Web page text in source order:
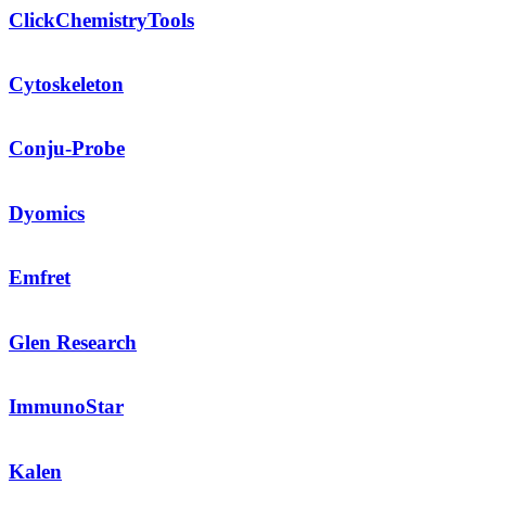
ClickChemistryTools
Cytoskeleton
Conju-Probe
Dyomics
Emfret
Glen Research
ImmunoStar
Kalen